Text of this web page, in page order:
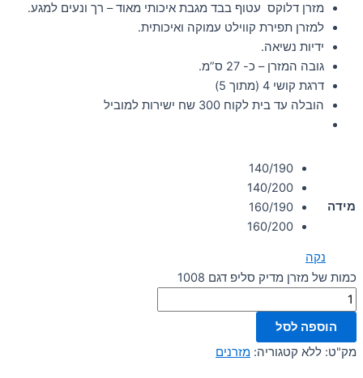
מזרן דלוקס עטוף בבד מגבת איכותי מאוד – רך ונעים למגע.
למזרן תפירת קווילט עמוקה ואיכותית.
ידיות נשיאה.
גובה המזרן – כ- 27 ס”מ.
דרגת קושי 4 (מתוך 5)
הובלה עד בית לקוח 300 שח ישירות למוביל
מידה
140/190
140/200
160/190
160/200
נקה
כמות של מזרן מדיק סליפ דגם 1008
הוספה לסל
מק"ט: ללא קטגוריה: מזרנים